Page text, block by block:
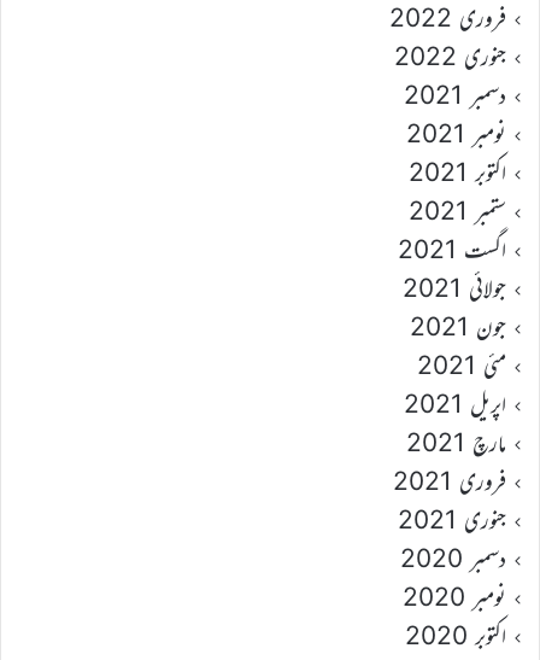
فروری 2022
جنوری 2022
دسمبر 2021
نومبر 2021
اکتوبر 2021
ستمبر 2021
اگست 2021
جولائی 2021
جون 2021
مئی 2021
اپریل 2021
مارچ 2021
فروری 2021
جنوری 2021
دسمبر 2020
نومبر 2020
اکتوبر 2020